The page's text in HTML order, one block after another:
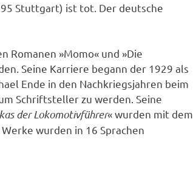
Stuttgart) ist tot. Der deutsche
Romanen »Momo« und »Die
Seine Karriere begann der 1929 als
Ende in den Nachkriegsjahren beim
Schriftsteller zu werden. Seine
der Lokomotivführer« wurden mit dem
wurden in 16 Sprachen